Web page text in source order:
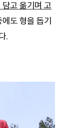
담고 옮기며 고
도 형을 돕기
.